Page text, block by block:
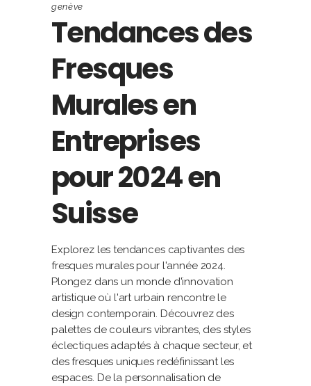
genève
Tendances des
Fresques
Murales en
Entreprises
pour 2024 en
Suisse
Explorez les tendances captivantes des
fresques murales pour l'année 2024.
Plongez dans un monde d'innovation
artistique où l'art urbain rencontre le
design contemporain. Découvrez des
palettes de couleurs vibrantes, des styles
éclectiques adaptés à chaque secteur, et
des fresques uniques redéfinissant les
espaces. De la personnalisation de